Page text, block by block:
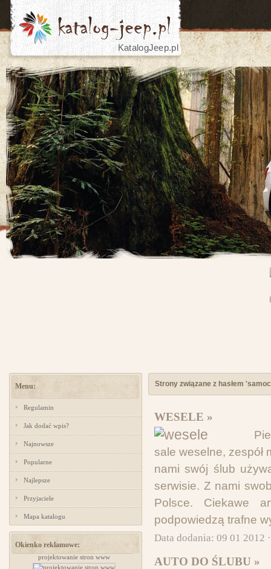
KatalogJeep.pl
Menu:
Regulamin
Jak dodać wpis?
Najnowsze
Popularne
Najlepsze
Przyjaciele
Mapa katalogu
Okienko reklamowe:
projektowanie stron www projektowanie stron www
Strony związane z hasłem
WESELE »
sale weselne,
nami swój ślub
serwisie. Z nami
Polsce. Ciekawe
podpowiedzą trafne
Data dodania: 09 01 2012
AUTO DO ŚLUBU »